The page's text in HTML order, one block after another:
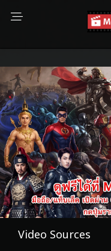
Video Sources